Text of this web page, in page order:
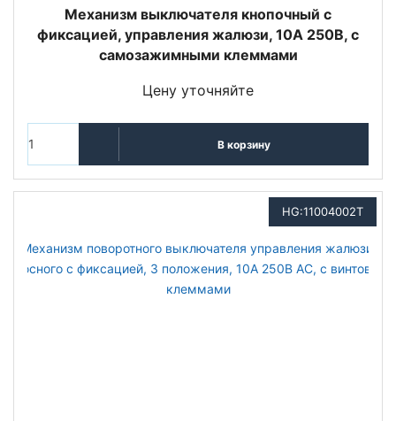
Механизм выключателя кнопочный с
фиксацией, управления жалюзи, 10А 250В, с
самозажимными клеммами
Цену уточняйте
В корзину
HG:11004002T